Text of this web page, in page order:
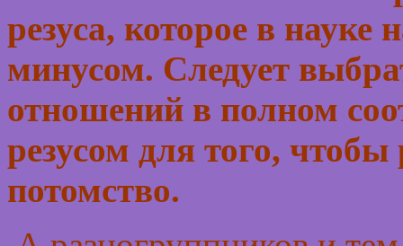
резуса, которое в
минусом. Следует
отношений в полном
резусом для того,
потомство.